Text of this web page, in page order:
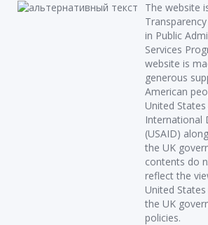
The website
in Public
Services
website is
generous
American
United
International
(USAID)
the UK
contents do
reflect the
United
the UK
policies.